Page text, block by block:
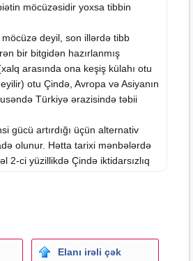
möcüzəsidir yoxsa tibbin
deyil, son illərdə tibb
bir bitgidən hazırlanmış
arasında ona keşiş külahı otu
otu Çində, Avropa və Asiyanın
Türkiyə ərazisində təbii
gücü artırdığı üçün alternativ
olunur. Hətta tarixi mənbələrdə
2-ci yüzillikdə Çində iktidarsızlıq
təbiblər tərəfindən istifadə
tibb isə üzərində 14 il
bütün sirlərini öyrəndiyini
istifadə olunur.
təsiri daha böyükdür. Əvvəllər
Elanı irəli çək